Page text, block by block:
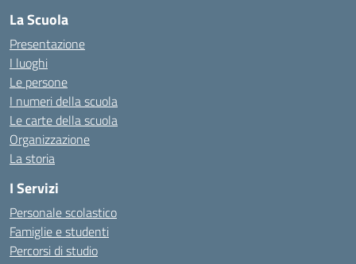
La Scuola
Presentazione
I luoghi
Le persone
I numeri della scuola
Le carte della scuola
Organizzazione
La storia
I Servizi
Personale scolastico
Famiglie e studenti
Percorsi di studio